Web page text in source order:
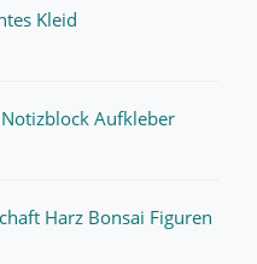
Kleid
Aufkleber
Harz Bonsai Figuren